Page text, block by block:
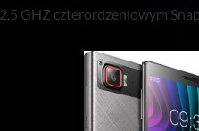
GHZ czterordzeniowym